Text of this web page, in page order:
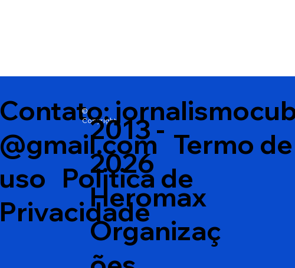
Contato:
@gmail.comTermo de
uso Politica de
Privacidade
©
Copyright
2013 -
2026
Heromax
Organizaç